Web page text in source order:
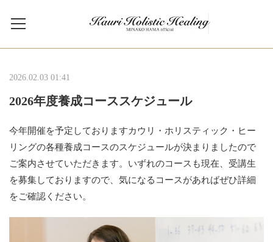
2026.02.03 01:41
2026年度養成コーススケジュール
今年開催を予定しておりますカウリ・ホリスティック・ヒー
リングの各種養成コースのスケジュールが決まりましたので
ご案内させていただきます。いずれのコースも現在、受講生
を募集しておりますので、気になるコースがあればぜひ詳細
をご確認ください。